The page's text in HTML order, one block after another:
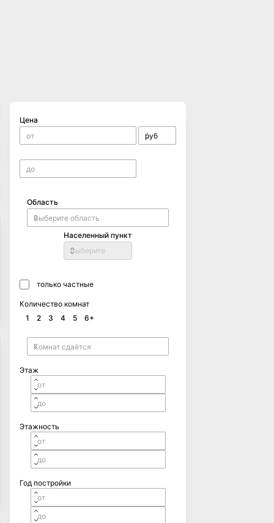
Цена
Область
Населенный пункт
Выберите
только частные
Количество комнат
1
2 3 4 5 6+
Этаж
Этажность
Год постройки